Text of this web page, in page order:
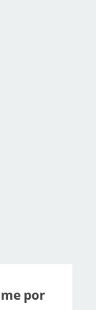
por